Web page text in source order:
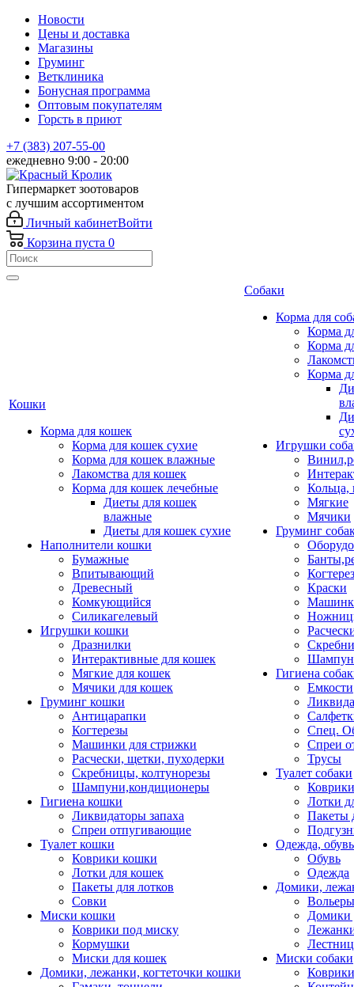
Новости
Цены и доставка
Магазины
Груминг
Ветклиника
Бонусная программа
Оптовым покупателям
Горсть в приют
+7 (383) 207-55-00
ежедневно 9:00 - 20:00
Гипермаркет зоотоваров
с лучшим ассортиментом
Личный кабинетВойти
Корзина пуста 0
Кошки
Корма для кошек
Корма для кошек сухие
Корма для кошек влажные
Лакомства для кошек
Корма для кошек лечебные
Диеты для кошек
влажные
Диеты для кошек сухие
Наполнители кошки
Бумажные
Впитывающий
Древесный
Комкующийся
Силикагелевый
Игрушки кошки
Дразнилки
Интерактивные для кошек
Мягкие для кошек
Мячики для кошек
Груминг кошки
Антицарапки
Когтерезы
Машинки для стрижки
Расчески, щетки, пуходерки
Скребницы, колтунорезы
Шампуни,кондиционеры
Гигиена кошки
Ликвидаторы запаха
Спреи отпугивающие
Туалет кошки
Коврики кошки
Лотки для кошек
Пакеты для лотков
Совки
Миски кошки
Коврики под миску
Кормушки
Миски для кошек
Домики, лежанки, когтеточки кошки
Собаки
Корма для
Корма
Корма
Корма
Игрушки
Кольца,
Мягкие
Мячики
Груминг
Краски
Гигиена
Емкости
Спец.
Спреи
Трусы
Туалет собаки
Коврики
Лотки
Пакеты
Одежда, обувь
Обувь
Одежда
Домики,
Домики
Миски собаки